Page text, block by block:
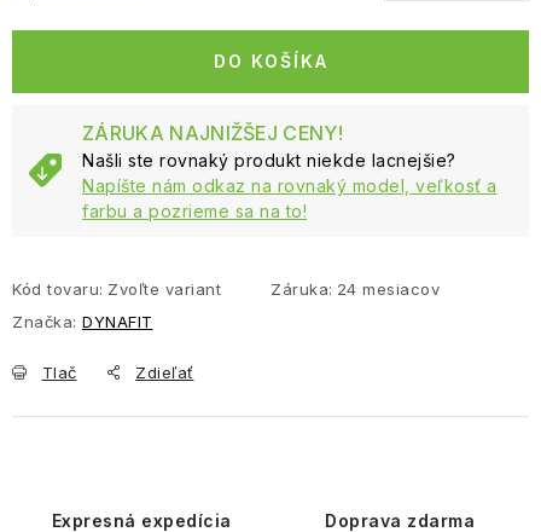
DO KOŠÍKA
ZÁRUKA NAJNIŽŠEJ CENY!
Našli ste rovnaký produkt niekde lacnejšie?
Napíšte nám odkaz na rovnaký model, veľkosť a
farbu a pozrieme sa na to!
Kód tovaru: Zvoľte variant Záruka: 24 mesiacov
Značka: DYNAFIT
Tlač Zdieľať
Expresná expedícia Doprava zdarma